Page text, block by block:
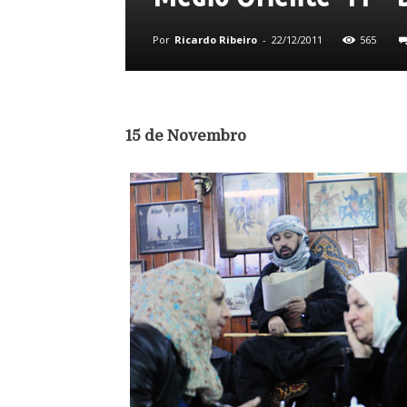
Por Ricardo Ribeiro - 22/12/2011 565
15 de Novembro